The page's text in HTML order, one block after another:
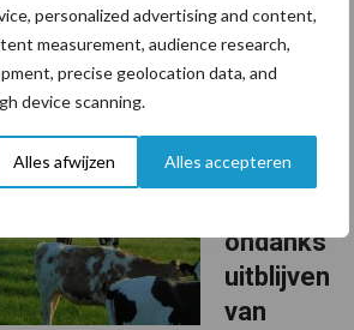
personalized advertising and content,
measurement, audience research,
precise geolocation data, and
device scanning.
Alles afwijzen Alles accepteren
rustig, efficiënt ...Lees meer
ng blijft
aandach
ondanks
uitblijven
van